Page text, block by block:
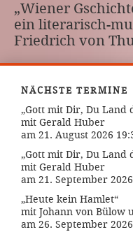
„Wiener
ein literarisch-
Friedrich von
NÄCHSTE TERMINE
„Gott mit Dir, Du Land
mit Gerald Huber
am 21. August 2026
„Gott mit Dir, Du Land
mit Gerald Huber
am 21. September
„Heute kein Hamlet“
mit Johann von Bülow
am 26. September